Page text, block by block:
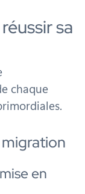
sa
chaque
migration
en